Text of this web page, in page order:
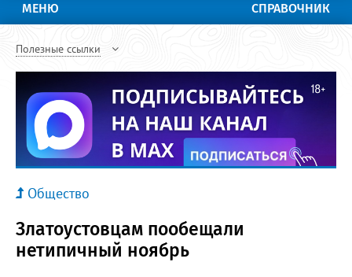
МЕНЮ СПРАВОЧНИК
Полезные ссылки
Общество
Златоустовцам пообещали
нетипичный ноябрь